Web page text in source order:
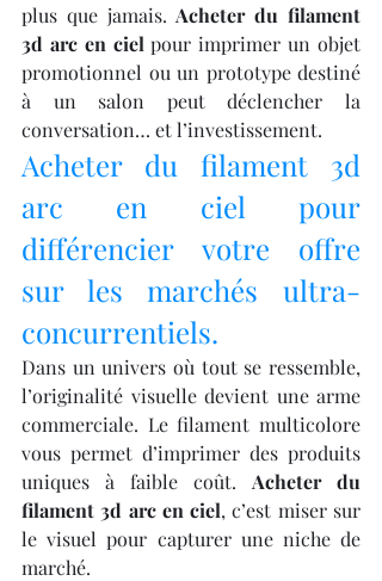
plus que jamais. Acheter du filament
3d arc en ciel pour imprimer un objet
promotionnel ou un prototype destiné
à un salon peut déclencher la
conversation… et l’investissement.
Acheter du filament 3d
arc en ciel pour
différencier votre offre
sur les marchés ultra-
concurrentiels.
Dans un univers où tout se ressemble,
l’originalité visuelle devient une arme
commerciale. Le filament multicolore
vous permet d’imprimer des produits
uniques à faible coût. Acheter du
filament 3d arc en ciel, c’est miser sur
le visuel pour capturer une niche de
marché.